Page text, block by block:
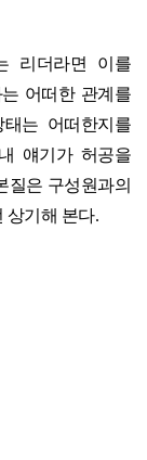
리더라면 이를
어떠한 관계를
는 어떠한지를
얘기가 허공을
질은 구성원과의
상기해 본다.